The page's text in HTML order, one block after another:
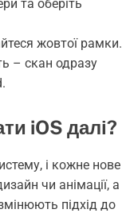
та оберіть
жовтої рамки.
– скан одразу
iOS далі?
і кожне нове
чи анімації, а
підхід до